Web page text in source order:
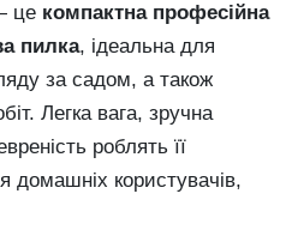
це компактна професійна
пилка, ідеальна для
за садом, а також
Легка вага, зручна
роблять її
домашніх користувачів,